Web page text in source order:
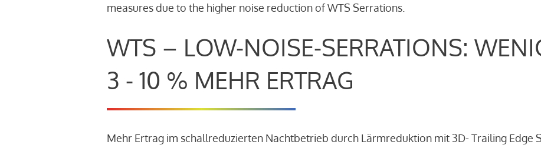
measures due to the higher noise reduction of WTS Serrations.
WTS – LOW-NOISE-SERRATIONS:
3 - 10 % MEHR ERTRAG
Mehr Ertrag im schallreduzierten Nachtbetrieb durch Lärmreduktion mit 3D- Trailing Edge